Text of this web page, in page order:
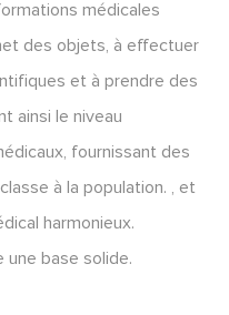
médicales
des objets, à effectuer
et à prendre des
ainsi le niveau
fournissant des
à la population. , et
harmonieux.
une base solide.